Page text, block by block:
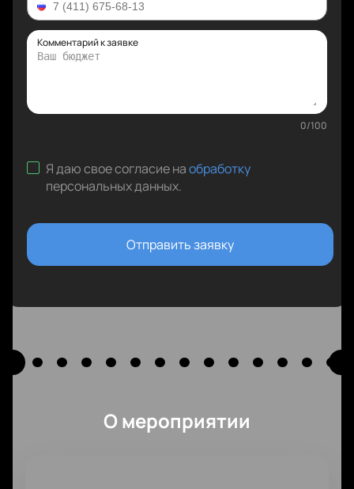
Комментарий к заявке
0/100
Я даю свое согласие наобработку
персональных данных.
Отправить заявку
О мероприятии